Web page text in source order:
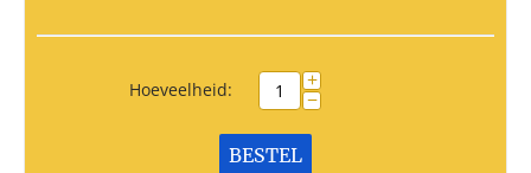
Hoeveelheid: +
−
BESTEL